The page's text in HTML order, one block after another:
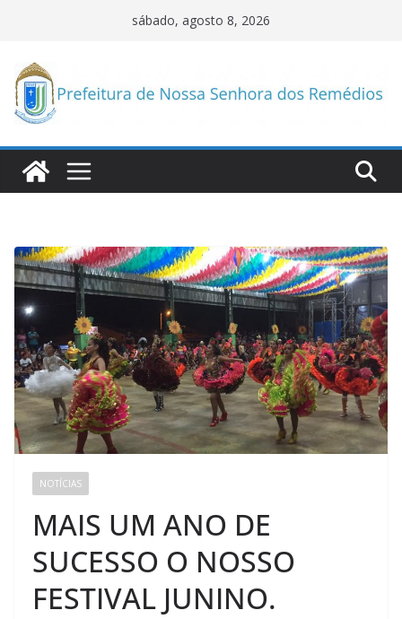
conteúdo
sábado, agosto 8, 2026
NOTÍCIAS
MAIS UM ANO DE
SUCESSO O NOSSO
FESTIVAL JUNINO.